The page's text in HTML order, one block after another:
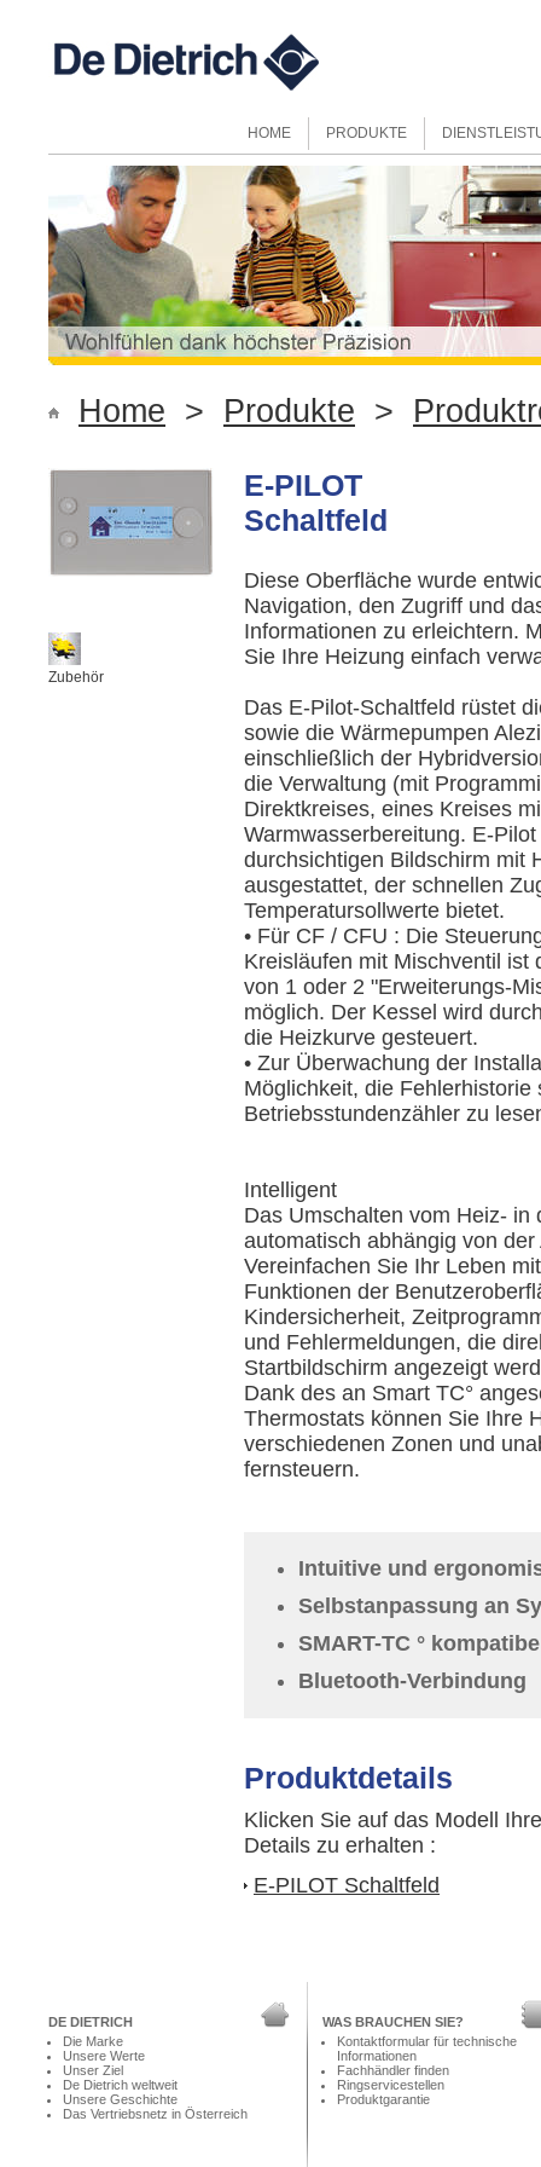
HOME PRODUKTE
Home > Produkte >
Zubehör
E-PILOT
Schaltfeld
Diese Oberfläche wurde
Navigation, den Zugriff und
Informationen zu erleichtern.
Sie Ihre Heizung einfach
Das E-Pilot-Schaltfeld rüstet
sowie die Wärmepumpen
einschließlich der
die Verwaltung (mit
Direktkreises, eines Kreises
Warmwasserbereitung. E-
durchsichtigen Bildschirm mit
ausgestattet, der schnellen
Temperatursollwerte bietet.
• Für CF / CFU : Die
Kreisläufen mit Mischventil ist
von 1 oder 2 "Erweiterungs-
möglich. Der Kessel wird
die Heizkurve gesteuert.
• Zur Überwachung der
Möglichkeit, die Fehlerhistorie
Betriebsstundenzähler zu
Intelligent
Das Umschalten vom Heiz- in
automatisch abhängig von
Vereinfachen Sie Ihr Leben
Funktionen der
Kindersicherheit,
und Fehlermeldungen, die
Startbildschirm angezeigt
Dank des an Smart TC°
Thermostats können Sie Ihre
verschiedenen Zonen und
fernsteuern.
Intuitive und
Selbstanpassung an
SMART-TC °
Bluetooth-Verbindung
Produktdetails
Klicken Sie auf das Modell
Details zu erhalten :
E-PILOT Schaltfeld
DE DIETRICH
Die Marke
Unsere Werte
Unser Ziel
De Dietrich weltweit
Unsere Geschichte
Das Vertriebsnetz in Österreich
WAS BRAUCHEN SIE?
Kontaktformular für technische
Informationen
Fachhändler finden
Ringservicestellen
Produktgarantie